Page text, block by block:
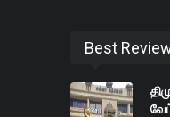
Best